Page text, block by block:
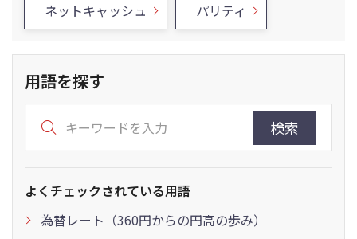
ネットキャッシュ パリティ
用語を探す
検索
よくチェックされている用語
為替レート（360円からの円高の歩み）